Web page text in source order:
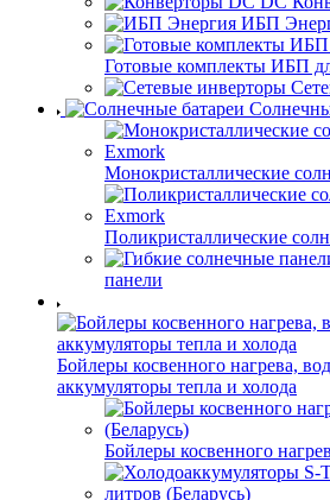
ИБП
Готовые комплекты ИБП
Монокристаллические
Поликристаллические
панели
Бойлеры косвенного нагрева,
аккумуляторы тепла и холода
Бойлеры косвенного